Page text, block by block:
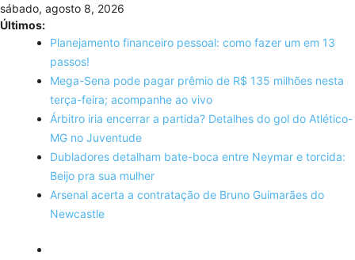
Skip
to
content
sábado, agosto 8, 2026
Últimos:
Planejamento financeiro pessoal: como fazer um em 13
passos!
Mega-Sena pode pagar prêmio de R$ 135 milhões nesta
terça-feira; acompanhe ao vivo
Árbitro iria encerrar a partida? Detalhes do gol do Atlético-
MG no Juventude
Dubladores detalham bate-boca entre Neymar e torcida:
Beijo pra sua mulher
Arsenal acerta a contratação de Bruno Guimarães do
Newcastle